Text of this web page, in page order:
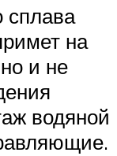
сплава
на
и не
водяной